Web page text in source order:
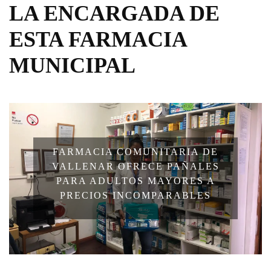
LA ENCARGADA DE
ESTA FARMACIA
MUNICIPAL
FARMACIA COMUNITARIA DE
VALLENAR OFRECE PAÑALES
PARA ADULTOS MAYORES A
PRECIOS INCOMPARABLES